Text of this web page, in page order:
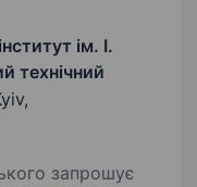
ім. І.
технічний